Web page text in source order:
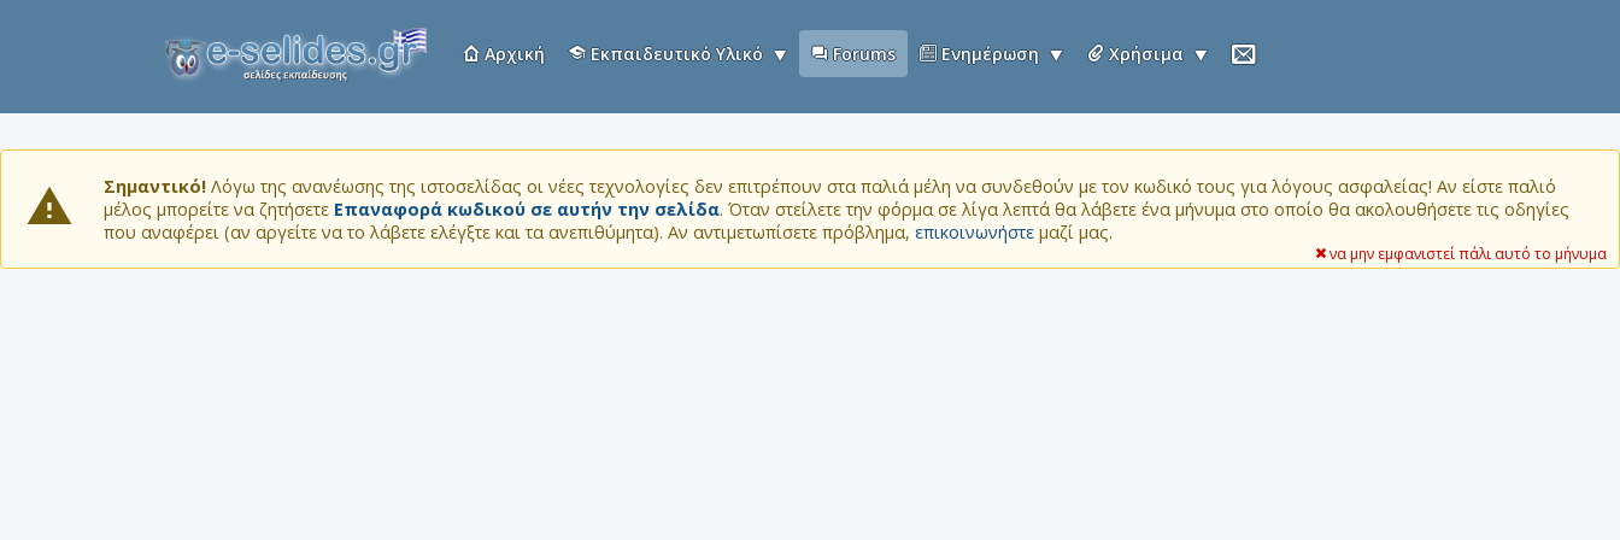
Αρχική Εκπαιδευτικό Υλικό Forums Ενημέρωση Χρήσιμα
Σημαντικό! Λόγω της ανανέωσης της ιστοσελίδας οι νέες τεχνολογίες δεν επιτρέπουν στα παλιά μέλη να συνδεθούν με τον κωδικό τους για λόγους ασφαλείας! Αν είστε παλιό
μέλος μπορείτε να ζητήσετε Επαναφορά κωδικού σε αυτήν την σελίδα. Όταν στείλετε την φόρμα σε λίγα λεπτά θα λάβετε ένα μήνυμα στο οποίο θα ακολουθήσετε τις οδηγίες
που αναφέρει (αν αργείτε να το λάβετε ελέγξτε και τα ανεπιθύμητα). Αν αντιμετωπίσετε πρόβλημα, επικοινωνήστε μαζί μας.
να μην εμφανιστεί πάλι αυτό το μήνυμα